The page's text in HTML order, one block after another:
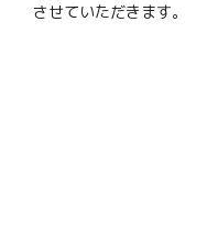
させていただきます。